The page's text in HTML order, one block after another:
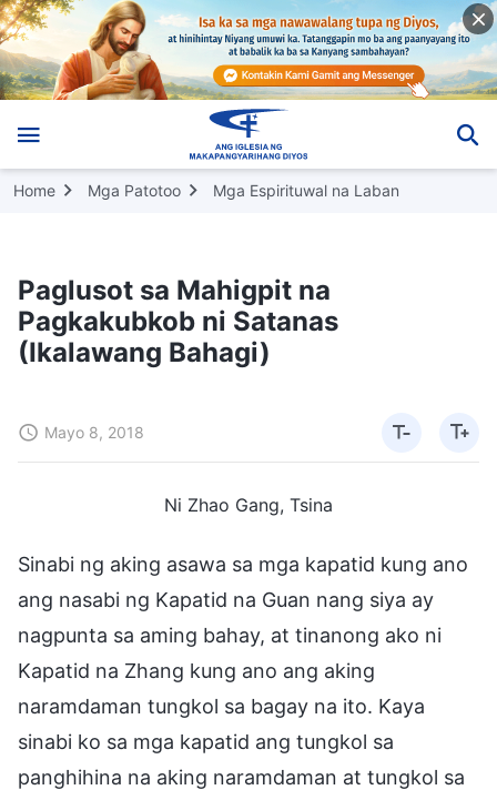
Home Mga Patotoo Mga Espirituwal na Laban
Paglusot sa Mahigpit na
Pagkakubkob ni Satanas
(Ikalawang Bahagi)
Mayo 8, 2018
Ni Zhao Gang, Tsina
Sinabi ng aking asawa sa mga kapatid kung ano
ang nasabi ng Kapatid na Guan nang siya ay
nagpunta sa aming bahay, at tinanong ako ni
Kapatid na Zhang kung ano ang aking
naramdaman tungkol sa bagay na ito. Kaya
sinabi ko sa mga kapatid ang tungkol sa
panghihina na aking naramdaman at tungkol sa